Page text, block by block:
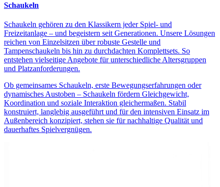
Schaukeln
Schaukeln gehören zu den Klassikern jeder Spiel- und
Freizeitanlage – und begeistern seit Generationen. Unsere Lösungen
reichen von Einzelsitzen über robuste Gestelle und
Tampenschaukeln bis hin zu durchdachten Komplettsets. So
entstehen vielseitige Angebote für unterschiedliche Altersgruppen
und Platzanforderungen.
Ob gemeinsames Schaukeln, erste Bewegungserfahrungen oder
dynamisches Austoben – Schaukeln fördern Gleichgewicht,
Koordination und soziale Interaktion gleichermaßen. Stabil
konstruiert, langlebig ausgeführt und für den intensiven Einsatz im
Außenbereich konzipiert, stehen sie für nachhaltige Qualität und
dauerhaftes Spielvergnügen.